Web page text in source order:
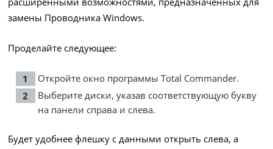
замены Проводника Windows.
Проделайте следующее:
Откройте окно программы Total Commander.
Выберите диски, указав соответствующую букву
на панели справа и слева.
Будет удобнее флешку с данными открыть слева, а